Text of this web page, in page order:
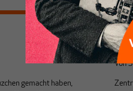
gemacht haben,
Von